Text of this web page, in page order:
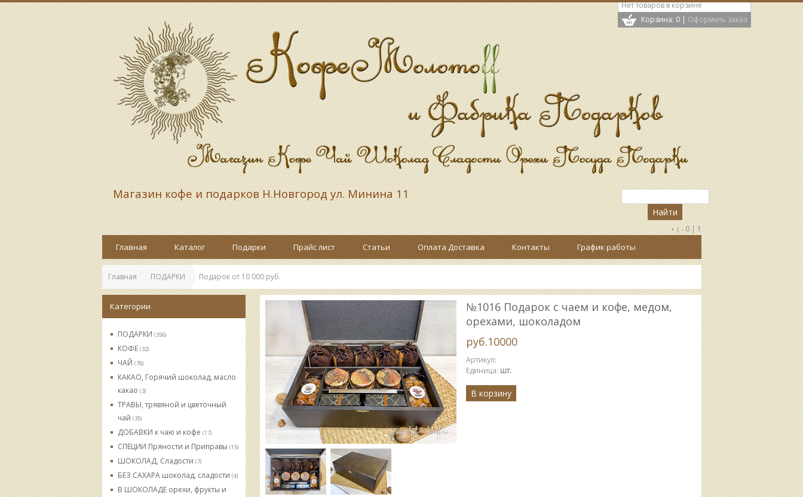
Нет товаров в корзине
Корзина: 0 | Оформить заказ
Магазин кофе и подарковН.Новгород ул. Минина 11
+ |- 0|1
Главная Каталог Подарки Прайс лист Статьи Оплата Доставка Контакты График работы
Главная ПОДАРКИ Подарок от 10 000 руб.
Категории
ПОДАРКИ (356)
КОФЕ (32)
ЧАЙ (78)
КАКАО, Горячий шоколад, масло
какао (3)
ТРАВЫ, трявяной и цветочный
чай (35)
ДОБАВКИ к чаю и кофе (17)
СПЕЦИИ Пряности и Приправы (15)
ШОКОЛАД, Сладости (7)
БЕЗ САХАРА шоколад, сладости (4)
В ШОКОЛАДЕ орехи, фрукты и
№1016 Подарок с чаем и кофе, медом,
орехами, шоколадом
руб.10000
Артикул:
Единица: шт.
В корзину